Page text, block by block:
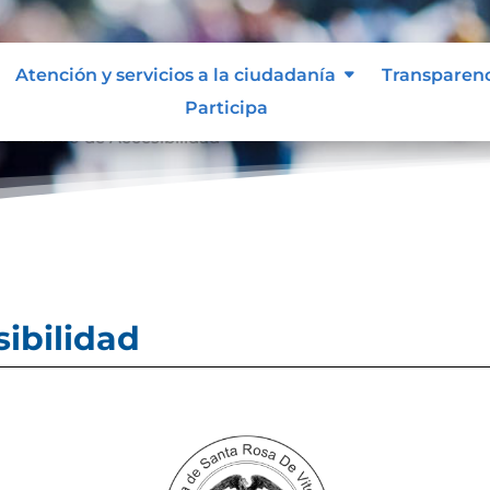
Atención y servicios a la ciudadanía
Participa